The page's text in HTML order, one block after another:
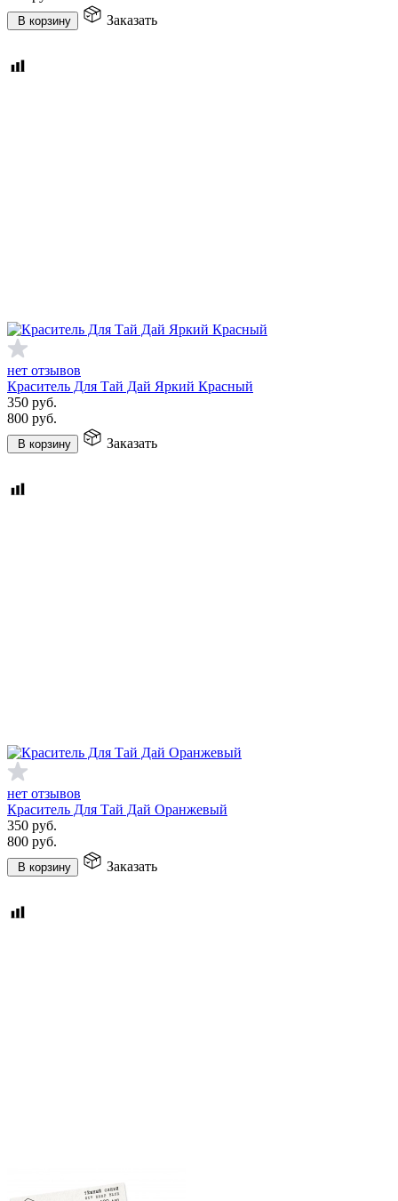
В корзину Заказать
нет отзывов
Краситель Для Тай Дай Яркий Красный
350 руб.
800 руб.
В корзину Заказать
нет отзывов
Краситель Для Тай Дай Оранжевый
350 руб.
800 руб.
В корзину Заказать